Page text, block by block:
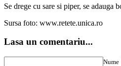
Se drege cu sare si piper, se adauga
Sursa foto: www.retete.unica.ro
Lasa un comentariu...
Nume